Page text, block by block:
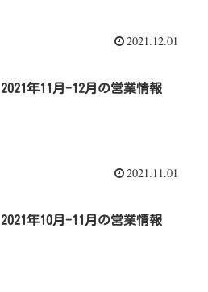
2021.12.01
2021年11月-12月の営業情報
2021.11.01
2021年10月-11月の営業情報